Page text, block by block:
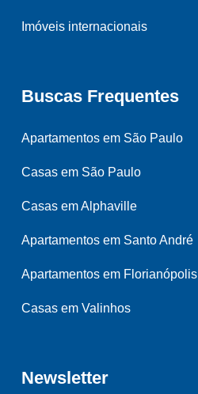
Imóveis internacionais
Buscas Frequentes
Apartamentos em São Paulo
Casas em São Paulo
Casas em Alphaville
Apartamentos em Santo André
Apartamentos em Florianópolis
Casas em Valinhos
Newsletter